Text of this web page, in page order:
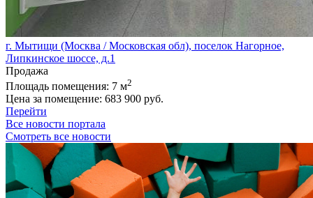
г. Мытищи (Москва / Московская обл), поселок Нагорное,
Липкинское шоссе, д.1
Продажа
Площадь помещения: 7 м2
Цена за помещение: 683 900 руб.
Перейти
Все новости портала
Смотреть все новости